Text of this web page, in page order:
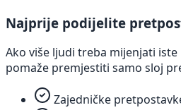
Najprije podijelite
Ako više ljudi treba mijenjati
pomaže premjestiti samo sloj
Zajedničke